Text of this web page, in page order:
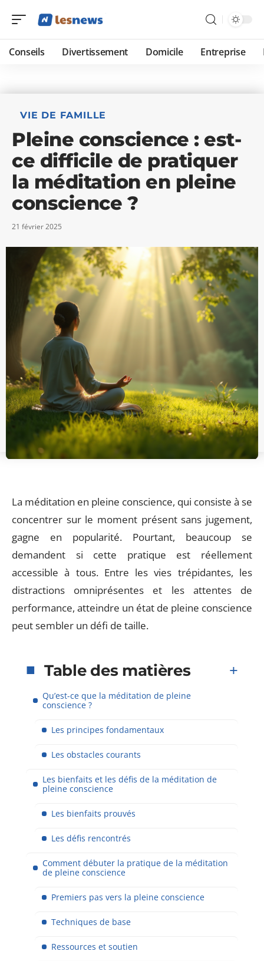
Conseils Divertissement Domicile Entreprise
VIE DE FAMILLE
Pleine conscience : est-
ce difficile de pratiquer
la méditation en pleine
conscience ?
21 février 2025
La méditation en pleine conscience, qui consiste à se
concentrer sur le moment présent sans jugement,
gagne en popularité. Pourtant, beaucoup se
demandent si cette pratique est réellement
accessible à tous. Entre les vies trépidantes, les
distractions omniprésentes et les attentes de
performance, atteindre un état de pleine conscience
peut sembler un défi de taille.
Table des matières
Qu’est-ce que la méditation de pleine
conscience ?
Les principes fondamentaux
Les obstacles courants
Les bienfaits et les défis de la méditation de
pleine conscience
Les bienfaits prouvés
Les défis rencontrés
Comment débuter la pratique de la méditation
de pleine conscience
Premiers pas vers la pleine conscience
Techniques de base
Ressources et soutien